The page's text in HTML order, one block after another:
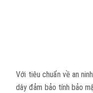
Với tiêu chuẩn về an
dây đảm bảo tính bảo